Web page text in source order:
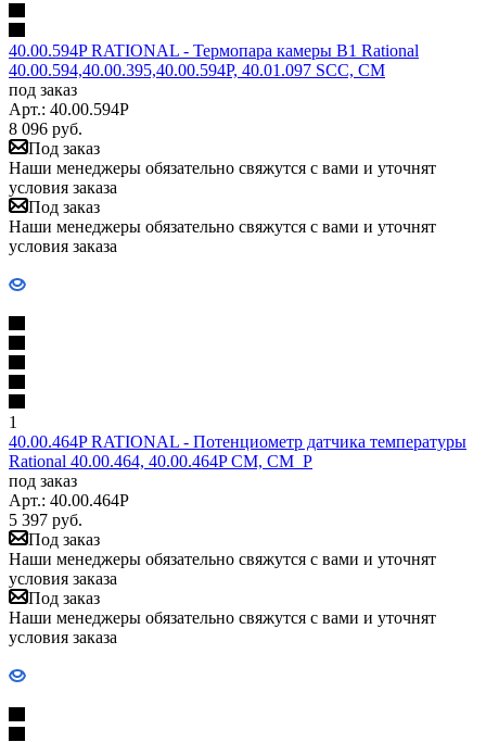
40.00.594P RATIONAL - Термопара камеры B1 Rational
40.00.594,40.00.395,40.00.594P, 40.01.097 SCC, CM
под заказ
Арт.: 40.00.594P
8 096 руб.
Под заказ
Наши менеджеры обязательно свяжутся с вами и уточнят
условия заказа
Под заказ
Наши менеджеры обязательно свяжутся с вами и уточнят
условия заказа
1
40.00.464P RATIONAL - Потенциометр датчика температуры
Rational 40.00.464, 40.00.464P CM, CM_P
под заказ
Арт.: 40.00.464P
5 397 руб.
Под заказ
Наши менеджеры обязательно свяжутся с вами и уточнят
условия заказа
Под заказ
Наши менеджеры обязательно свяжутся с вами и уточнят
условия заказа